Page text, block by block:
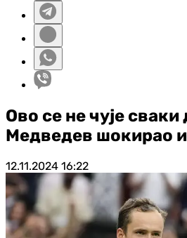
Ово се не чује сваки
Медведев шокирао
12.11.2024 16:22